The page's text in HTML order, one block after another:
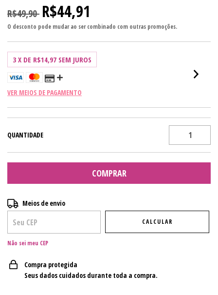
R$49,90 R$44,91
O desconto pode mudar ao ser combinado com outras promoções.
3 X DE R$14,97 SEM JUROS
VER MEIOS DE PAGAMENTO
QUANTIDADE
Entregas para o CEP:
Meios de envio
CALCULAR
Não sei meu CEP
Compra protegida
Seus dados cuidados durante toda a compra.